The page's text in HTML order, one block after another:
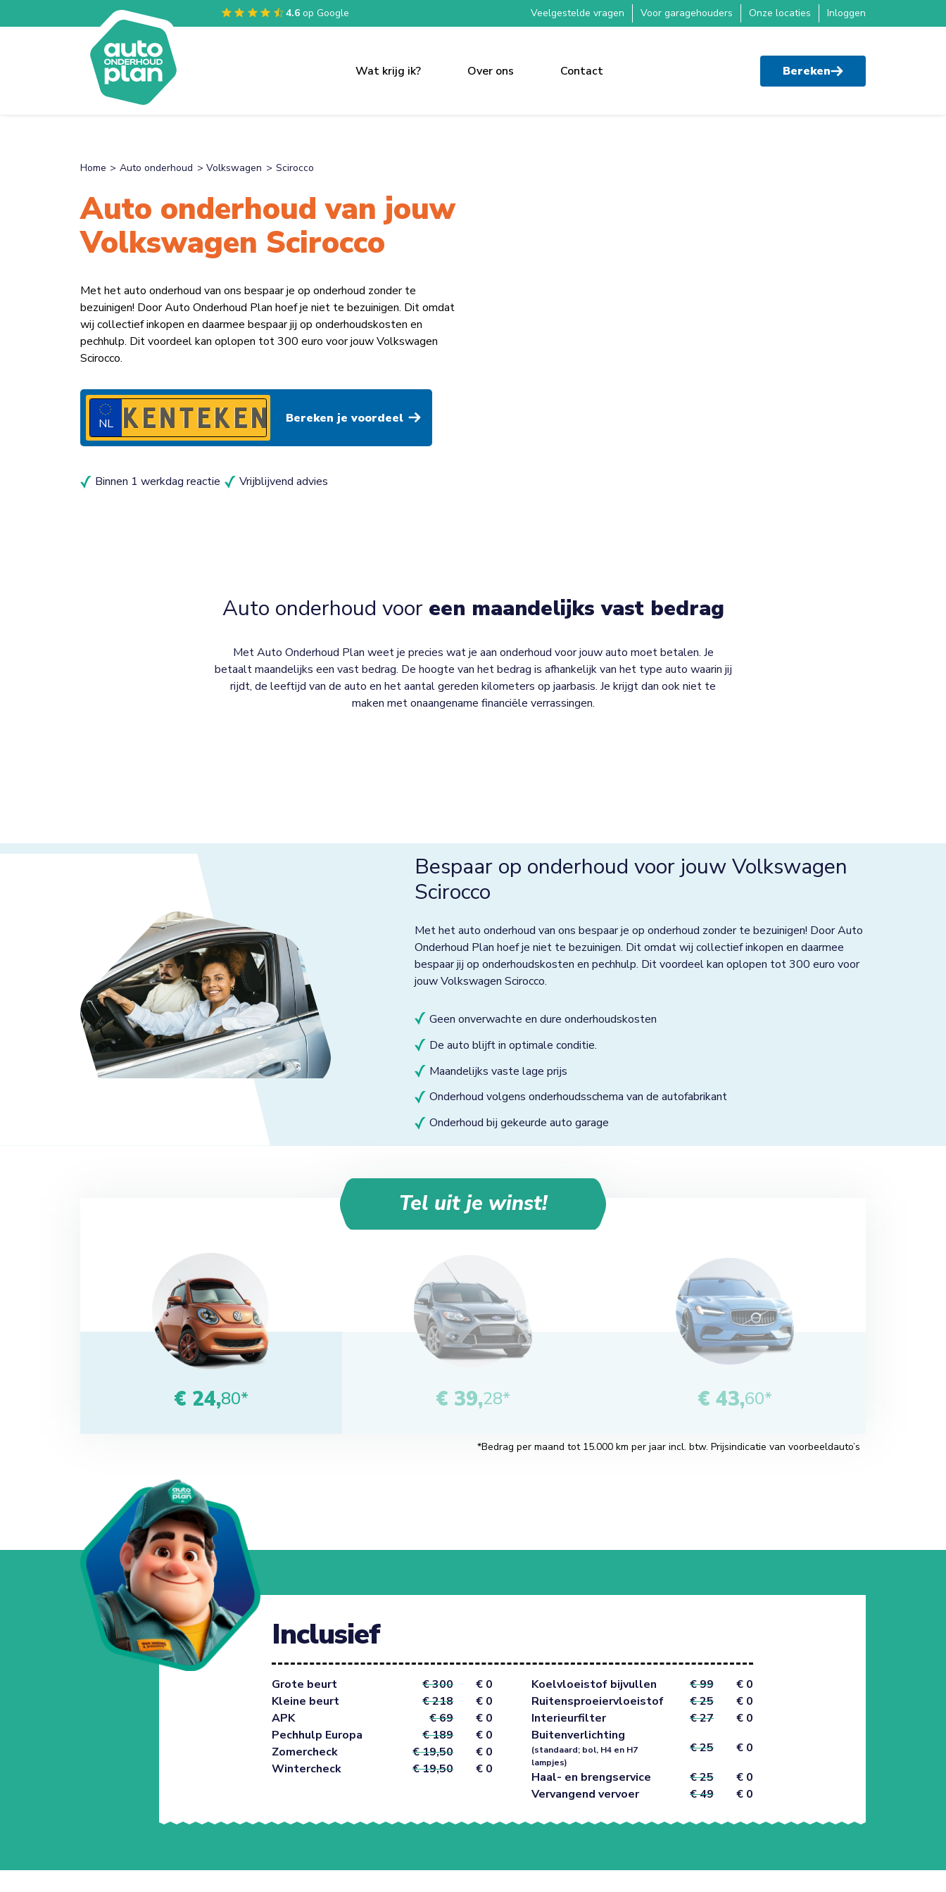
4.6 op Google Veelgestelde vragen Voor garagehouders Onze locaties Inloggen
Wat krijg ik? Over ons Contact Bereken
Home Auto onderhoud Volkswagen Scirocco
Auto onderhoud van jouw
Volkswagen Scirocco
Met het auto onderhoud van ons bespaar je op onderhoud zonder te
bezuinigen! Door Auto Onderhoud Plan hoef je niet te bezuinigen. Dit omdat
wij collectief inkopen en daarmee bespaar jij op onderhoudskosten en
pechhulp. Dit voordeel kan oplopen tot 300 euro voor jouw Volkswagen
Scirocco.
NL
Binnen 1 werkdag reactie Vrijblijvend advies
Auto onderhoud voor een maandelijks vast bedrag
Met Auto Onderhoud Plan weet je precies wat je aan onderhoud voor jouw auto moet betalen. Je
betaalt maandelijks een vast bedrag. De hoogte van het bedrag is afhankelijk van het type auto waarin jij
rijdt, de leeftijd van de auto en het aantal gereden kilometers op jaarbasis. Je krijgt dan ook niet te
maken met onaangename financiële verrassingen.
Bespaar op onderhoud voor jouw Volkswagen
Scirocco
Met het auto onderhoud van ons bespaar je op onderhoud zonder te bezuinigen! Door Auto
Onderhoud Plan hoef je niet te bezuinigen. Dit omdat wij collectief inkopen en daarmee
bespaar jij op onderhoudskosten en pechhulp. Dit voordeel kan oplopen tot 300 euro voor
jouw Volkswagen Scirocco.
Geen onverwachte en dure onderhoudskosten
De auto blijft in optimale conditie.
Maandelijks vaste lage prijs
Onderhoud volgens onderhoudsschema van de autofabrikant
Onderhoud bij gekeurde auto garage
Tel uit je winst!
€ 24,80* € 39,28* € 43,60*
*Bedrag per maand tot 15.000 km per jaar incl. btw. Prijsindicatie van voorbeeldauto’s
Inclusief
Grote beurt € 300
€ 0
Kleine beurt
€ 218
€ 0
APK
€ 69
€ 0
Pechhulp Europa
€ 189
€ 0
Zomercheck
€ 19,50
€ 0
Wintercheck
€ 19,50 € 0
Koelvloeistof bijvullen € 99
€ 0
Ruitensproeiervloeistof
€ 25
€ 0
Interieurfilter
€ 27
€ 0
Buitenverlichting
(standaard; bol, H4 en H7
lampjes)
€ 25
€ 0
Haal- en brengservice
€ 25
€ 0
Vervangend vervoer
€ 49 € 0